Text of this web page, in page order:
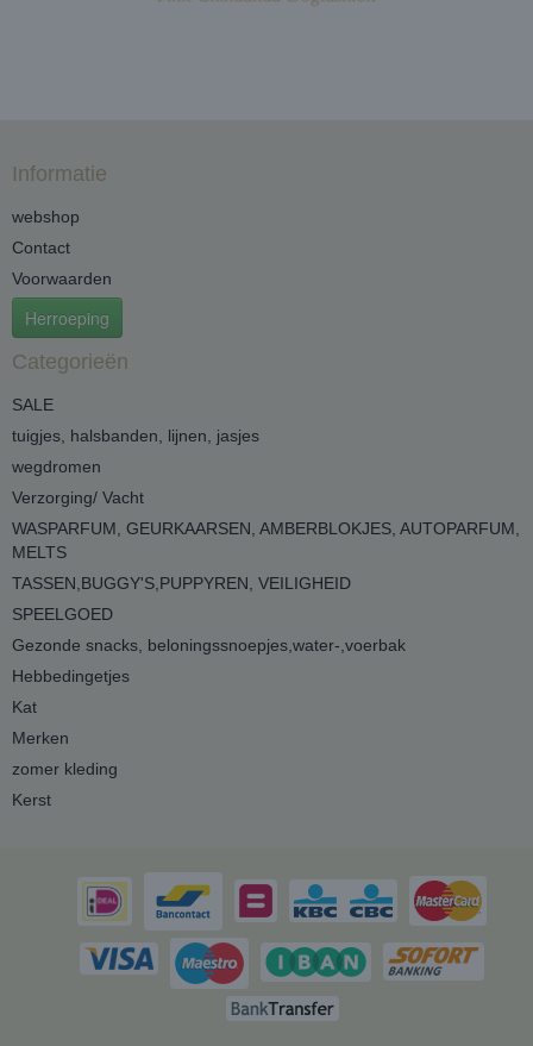
Informatie
webshop
Contact
Voorwaarden
Herroeping
Categorieën
SALE
tuigjes, halsbanden, lijnen, jasjes
wegdromen
Verzorging/ Vacht
WASPARFUM, GEURKAARSEN, AMBERBLOKJES, AUTOPARFUM,
MELTS
TASSEN,BUGGY'S,PUPPYREN, VEILIGHEID
SPEELGOED
Gezonde snacks, beloningssnoepjes,water-,voerbak
Hebbedingetjes
Kat
Merken
zomer kleding
Kerst